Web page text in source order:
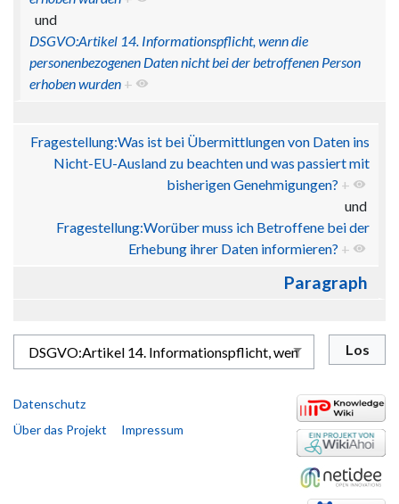
und
DSGVO:Artikel 14. Informationspflicht, wenn die
personenbezogenen Daten nicht bei der betroffenen Person
erhoben wurden +
Fragestellung:Was ist bei Übermittlungen von Daten ins
Nicht-EU-Ausland zu beachten und was passiert mit
bisherigen Genehmigungen? +
und
Fragestellung:Worüber muss ich Betroffene bei der
Erhebung ihrer Daten informieren? +
Paragraph
Datenschutz
Über das Projekt
Impressum